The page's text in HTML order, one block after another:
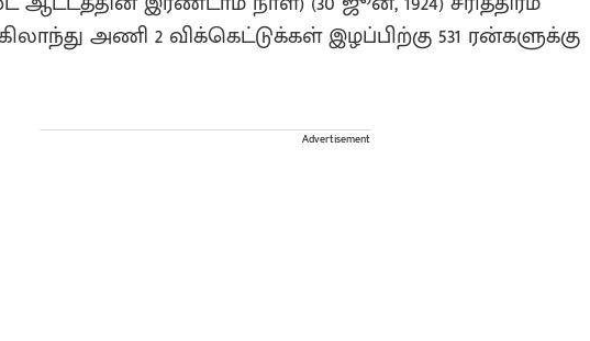
அணி 2 விக்கெட்டுக்கள் இழப்பிற்கு 531 ரன்களுக்கு
Advertisement